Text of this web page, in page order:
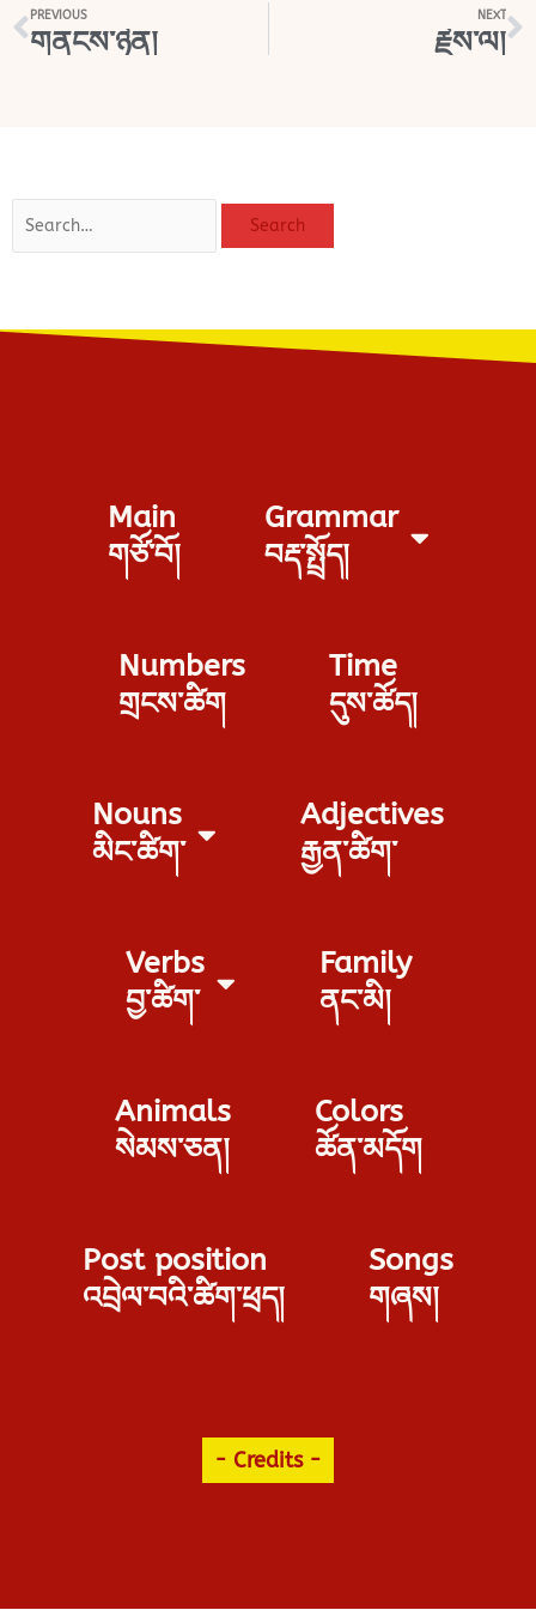
Prev
PREVIOUS
གནངས་ཉིན།
NEXT
རྗེས་ལ།
Search
Main
གཙོ་བོ།
Grammar
བརྡ་སྤྲོད།
Numbers
གྲངས་ཚིག
Time
དུས་ཚོད།
Nouns
མིང་ཚིག་
Adjectives
རྒྱན་ཚིག་
Verbs
བྱ་ཚིག་
Family
ནང་མི།
Animals
སེམས་ཅན།
Colors
ཚོན་མདོག
Post position
འབྲེལ་བའི་ཚིག་ཕྲད།
Songs
གཞས།
- Credits -